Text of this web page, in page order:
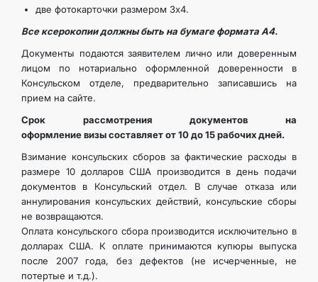
две фотокарточки размером 3х4.
Все ксерокопии должны быть на бумаге формата А4.
Документы подаются заявителем лично или доверенным
лицом по нотариально оформленной доверенности в
Консульском отделе, предварительно записавшись на
прием на сайте.
Срок рассмотрения документов на
оформление визы составляет от 10 до 15 рабочих дней.
Взимание консульских сборов за фактические расходы в
размере 10 долларов США производится в день подачи
документов в Консульский отдел. В случае отказа или
аннулирования консульских действий, консульские сборы
не возвращаются.
Оплата консульского сбора производится исключительно в
долларах США. К оплате принимаются купюры выпуска
после 2007 года, без дефектов (не исчерченные, не
потертые и т.д.).